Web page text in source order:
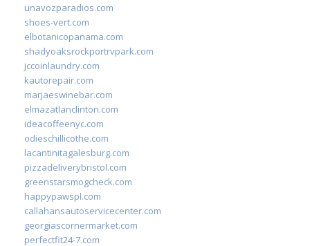
unavozparadios.com
shoes-vert.com
elbotanicopanama.com
shadyoaksrockportrvpark.com
jccoinlaundry.com
kautorepair.com
marjaeswinebar.com
elmazatlanclinton.com
ideacoffeenyc.com
odieschillicothe.com
lacantinitagalesburg.com
pizzadeliverybristol.com
greenstarsmogcheck.com
happypawspl.com
callahansautoservicecenter.com
georgiascornermarket.com
perfectfit24-7.com